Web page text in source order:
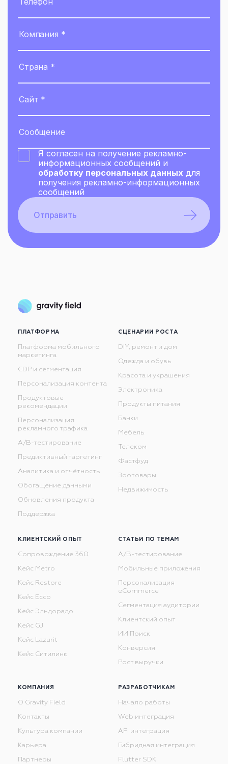
Я согласен на получение рекламно-
информационных сообщений и
обработку персональных данных для
получения рекламно-информационных
сообщений
Отправить
ПЛАТФОРМА
Платформа мобильного
маркетинга
CDP и сегментация
Персонализация контента
Продуктовые
рекомендации
Персонализация
рекламного трафика
А/В-тестирование
Предиктивный таргетинг
Аналитика и отчётность
Обогащение данными
Обновления продукта
Поддержка
СЦЕНАРИИ РОСТА
DIY, ремонт и дом
Одежда и обувь
Красота и украшения
Электроника
Продукты питания
Банки
Мебель
Телеком
Фастфуд
Зоотовары
Недвижимость
КЛИЕНТСКИЙ ОПЫТ
Сопровождение 360
Кейс Metro
Кейс Restore
Кейс Ecco
Кейс Эльдорадо
Кейс GJ
Кейс Lazurit
Кейс Ситилинк
СТАТЬИ ПО ТЕМАМ
A/B-тестирование
Мобильные приложения
Персонализация
eCommerce
Сегментация аудитории
Клиентский опыт
ИИ Поиск
Конверсия
Рост выручки
КОМПАНИЯ
О Gravity Field
Контакты
Культура компании
Карьера
Партнеры
РАЗРАБОТЧИКАМ
Начало работы
Web интеграция
API интеграция
Гибридная интеграция
Flutter SDK